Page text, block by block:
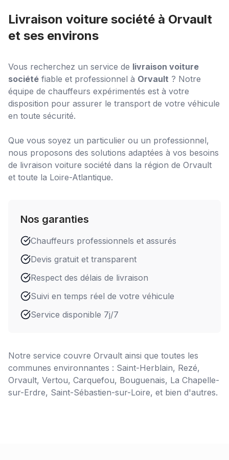
Livraison voiture société à Orvault
et ses environs
Vous recherchez un service de livraison voiture
société fiable et professionnel à Orvault ? Notre
équipe de chauffeurs expérimentés est à votre
disposition pour assurer le transport de votre véhicule
en toute sécurité.
Que vous soyez un particulier ou un professionnel,
nous proposons des solutions adaptées à vos besoins
de livraison voiture société dans la région de Orvault
et toute la Loire-Atlantique.
Nos garanties
Chauffeurs professionnels et assurés
Devis gratuit et transparent
Respect des délais de livraison
Suivi en temps réel de votre véhicule
Service disponible 7j/7
Notre service couvre Orvault ainsi que toutes les
communes environnantes : Saint-Herblain, Rezé,
Orvault, Vertou, Carquefou, Bouguenais, La Chapelle-
sur-Erdre, Saint-Sébastien-sur-Loire, et bien d'autres.